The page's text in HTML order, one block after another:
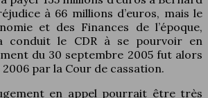
à 66 millions d’euros, mais le
et des Finances de l’époque,
conduit le CDR à se pourvoir en
du 30 septembre 2005 fut alors
par la Cour de cassation.
en appel pourrait être très